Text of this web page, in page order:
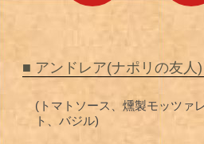
■ アンドレア(ナポリの友人
(トマトソース、燻製モッツァ
ト、バジル)